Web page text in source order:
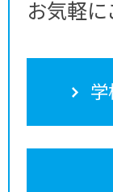
お気軽